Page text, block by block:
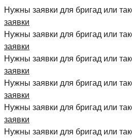
Нужны заявки для бригад или
заявки
Нужны заявки для бригад или
заявки
Нужны заявки для бригад или
заявки
Нужны заявки для бригад или
заявки
Нужны заявки для бригад или
заявки
Нужны заявки для бригад или